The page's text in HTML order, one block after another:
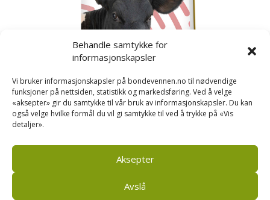
Behandle samtykke for
informasjonskapsler
Vi bruker informasjonskapsler på bondevennen.no til nødvendige
funksjoner på nettsiden, statistikk og markedsføring. Ved å velge
«aksepter» gir du samtykke til vår bruk av informasjonskapsler. Du kan
også velge hvilke formål du vil gi samtykke til ved å trykke på «Vis
detaljer».
Aksepter
Avslå
Kusignal